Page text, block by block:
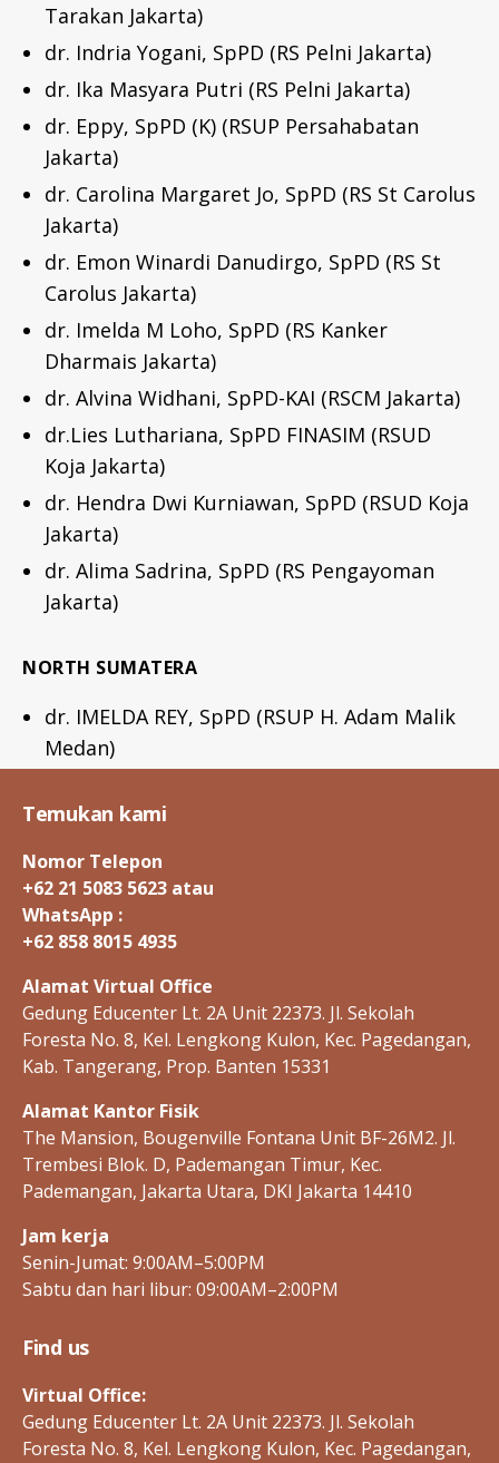
Tarakan Jakarta)
dr. Indria Yogani, SpPD (RS Pelni Jakarta)
dr. Ika Masyara Putri (RS Pelni Jakarta)
dr. Eppy, SpPD (K) (RSUP Persahabatan
Jakarta)
dr. Carolina Margaret Jo, SpPD (RS St Carolus
Jakarta)
dr. Emon Winardi Danudirgo, SpPD (RS St
Carolus Jakarta)
dr. Imelda M Loho, SpPD (RS Kanker
Dharmais Jakarta)
dr. Alvina Widhani, SpPD-KAI (RSCM Jakarta)
dr.Lies Luthariana, SpPD FINASIM (RSUD
Koja Jakarta)
dr. Hendra Dwi Kurniawan, SpPD (RSUD Koja
Jakarta)
dr. Alima Sadrina, SpPD (RS Pengayoman
Jakarta)
NORTH SUMATERA
dr. IMELDA REY, SpPD (RSUP H. Adam Malik
Medan)
Temukan kami
Nomor Telepon
+62 21 5083 5623 atau
WhatsApp :
+62 858 8015 4935
Alamat Virtual Office
Gedung Educenter Lt. 2A Unit 22373. Jl. Sekolah
Foresta No. 8, Kel. Lengkong Kulon, Kec. Pagedangan,
Kab. Tangerang, Prop. Banten 15331
Alamat Kantor Fisik
The Mansion, Bougenville Fontana Unit BF-26M2. Jl.
Trembesi Blok. D, Pademangan Timur, Kec.
Pademangan, Jakarta Utara, DKI Jakarta 14410
Jam kerja
Senin-Jumat: 9:00AM–5:00PM
Sabtu dan hari libur: 09:00AM–2:00PM
Find us
Virtual Office:
Gedung Educenter Lt. 2A Unit 22373. Jl. Sekolah
Foresta No. 8, Kel. Lengkong Kulon, Kec. Pagedangan,